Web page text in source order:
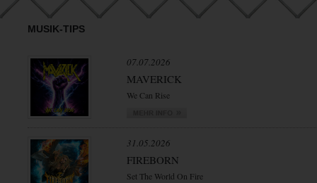
MUSIK-TIPS
07.07.2026
MAVERICK
We Can Rise
31.05.2026
FIREBORN
Set The World On Fire